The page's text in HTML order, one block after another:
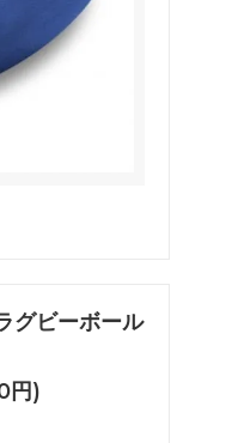
グビーボール
円)